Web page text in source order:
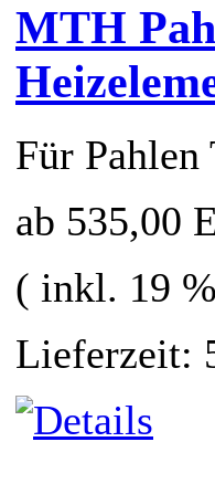
MTH
Für
ab 535,00
( inkl. 19
Lieferzeit: